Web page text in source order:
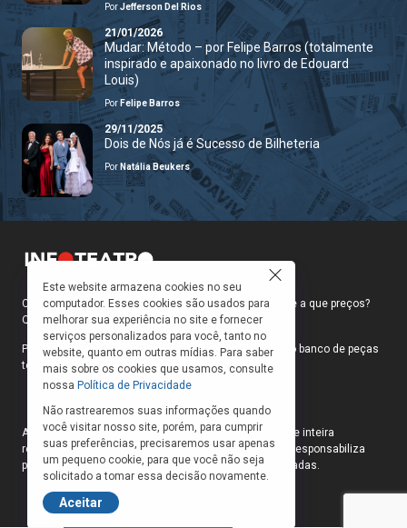
PorJefferson Del Rios
21/01/2026
Mudar: Método – por Felipe Barros (totalmente
inspirado e apaixonado no livro de Edouard
Louis)
Por Felipe Barros
29/11/2025
Dois de Nós já é Sucesso de Bilheteria
Por Natália Beukers
Como faço para ir ao teatro? Onde compro ingressos e a que preços?
Quais peças estão em cartaz?
Para responder a essas e outras perguntas, criamos o banco de peças
teatrais do INFOTEATRO.
As informações das peças cadastradas no site são de inteira
responsabilidade das produções. O Infoteatro não se responsabiliza
pela atualização das informações das peças cadastradas.
Este website armazena cookies no seu
computador. Esses cookies são usados para
melhorar sua experiência no site e fornecer
serviços personalizados para você, tanto no
website, quanto em outras mídias. Para saber
mais sobre os cookies que usamos, consulte
nossa Política de Privacidade
Não rastrearemos suas informações quando
você visitar nosso site, porém, para cumprir
suas preferências, precisaremos usar apenas
um pequeno cookie, para que você não seja
solicitado a tomar essa decisão novamente.
Aceitar